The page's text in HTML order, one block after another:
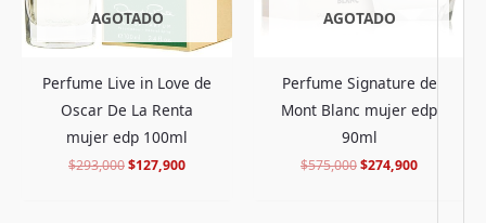
AGOTADO
Perfume Live in Love de
Oscar De La Renta
mujer edp 100ml
$293,000$127,900
AGOTADO
Perfume Signature de
Mont Blanc mujer edp
90ml
$575,000$274,900